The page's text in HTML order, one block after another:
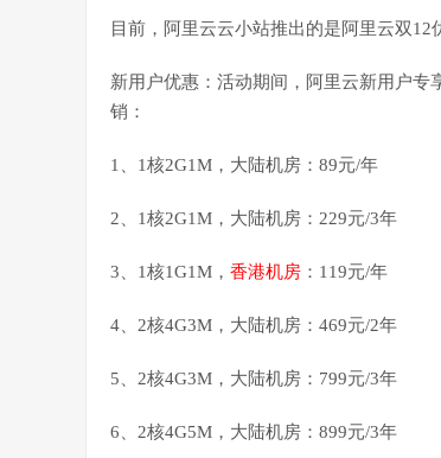
目前， 阿里云云小站推出的是阿里云双12
新用户优惠：活动期间，阿里云新用户专
销：
1、1核2G1M，大陆机房：89元/年
2、1核2G1M，大陆机房：229元/3年
3、1核1G1M， 香港机房 ：119元/年
4、2核4G3M，大陆机房：469元/2年
5、2核4G3M，大陆机房：799元/3年
6、2核4G5M，大陆机房：899元/3年